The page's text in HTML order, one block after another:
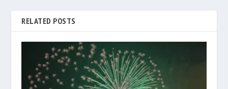
RELATED POSTS